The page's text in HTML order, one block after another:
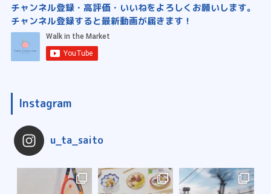
チャンネル登録・高評価・いいねをよろしくお願いします。
チャンネル登録すると最新動画が届きます！
Instagram
u_ta_saito